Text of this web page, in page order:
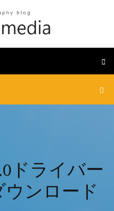
ドライバー
ウンロード